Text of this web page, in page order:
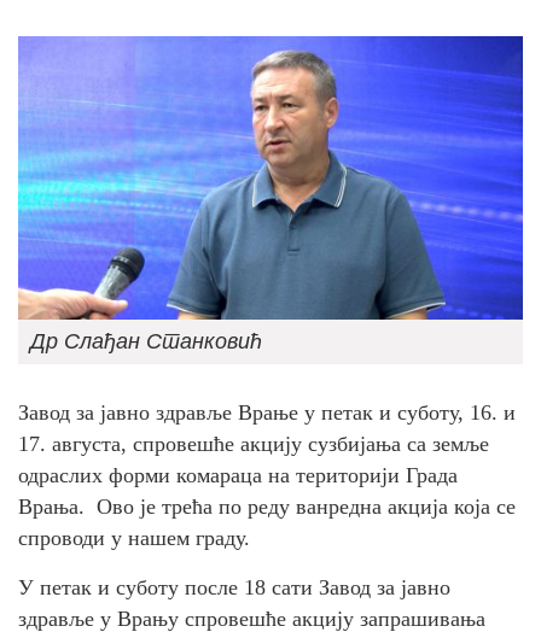
Др Слађан Станковић
Завод за јавно здравље Врање у петак и суботу, 16. и
17. августа, спровешће акцију сузбијања са земље
одраслих форми комараца на територији Града
Врања. Ово је трећа по реду ванредна акција која се
спроводи у нашем граду.
У петак и суботу после 18 сати Завод за јавно
здравље у Врању спровешће акцију запрашивања